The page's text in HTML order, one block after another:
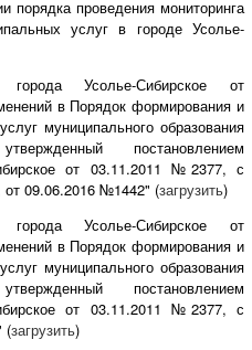
проведения мониторинга
услуг в городе Усолье-
города Усолье-Сибирское от
в Порядок формирования и
муниципального образования
постановлением
от 03.11.2011 №2377, с
09.06.2016 №1442" (загрузить)
города Усолье-Сибирское от
в Порядок формирования и
муниципального образования
постановлением
от 03.11.2011 №2377, с
(загрузить)